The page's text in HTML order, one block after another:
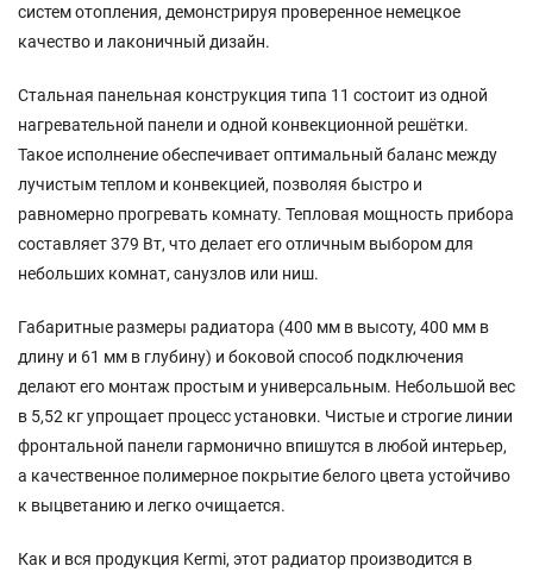
систем отопления, демонстрируя проверенное немецкое
качество и лаконичный дизайн.
Стальная панельная конструкция типа 11 состоит из одной
нагревательной панели и одной конвекционной решётки.
Такое исполнение обеспечивает оптимальный баланс между
лучистым теплом и конвекцией, позволяя быстро и
равномерно прогревать комнату. Тепловая мощность прибора
составляет 379 Вт, что делает его отличным выбором для
небольших комнат, санузлов или ниш.
Габаритные размеры радиатора (400 мм в высоту, 400 мм в
длину и 61 мм в глубину) и боковой способ подключения
делают его монтаж простым и универсальным. Небольшой вес
в 5,52 кг упрощает процесс установки. Чистые и строгие линии
фронтальной панели гармонично впишутся в любой интерьер,
а качественное полимерное покрытие белого цвета устойчиво
к выцветанию и легко очищается.
Как и вся продукция Kermi, этот радиатор производится в